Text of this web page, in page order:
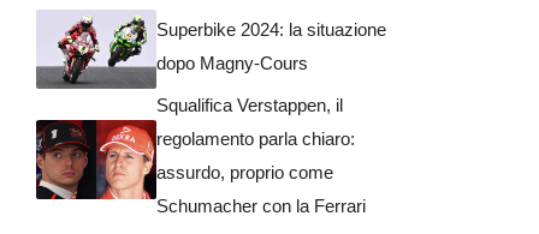
Superbike 2024: la situazione
dopo Magny-Cours
Squalifica Verstappen, il
regolamento parla chiaro:
assurdo, proprio come
Schumacher con la Ferrari